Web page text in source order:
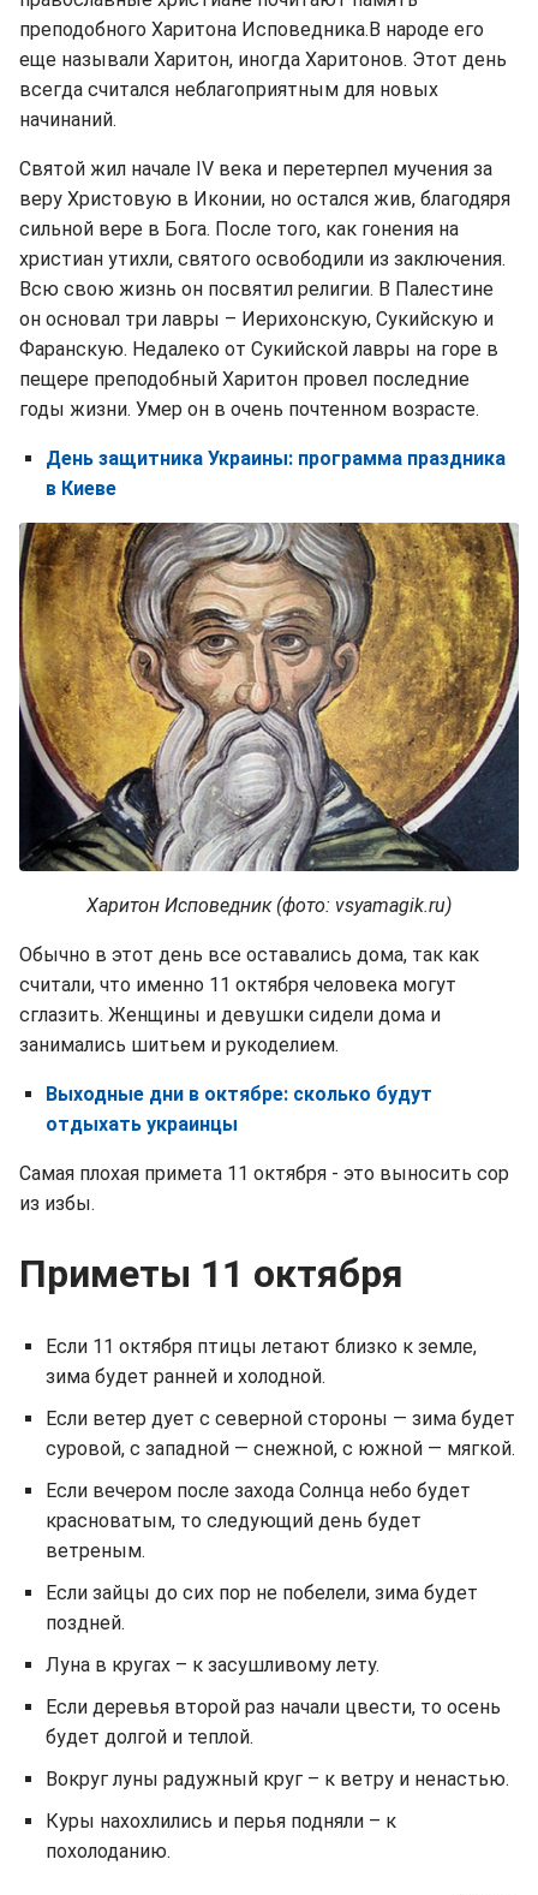
преподобного Харитона Исповедника.В народе его
еще называли Харитон, иногда Харитонов. Этот день
всегда считался неблагоприятным для новых
начинаний.
Святой жил начале IV века и перетерпел мучения за
веру Христовую в Иконии, но остался жив, благодяря
сильной вере в Бога. После того, как гонения на
христиан утихли, святого освободили из заключения.
Всю свою жизнь он посвятил религии. В Палестине
он основал три лавры – Иерихонскую, Сукийскую и
Фаранскую. Недалеко от Сукийской лавры на горе в
пещере преподобный Харитон провел последние
годы жизни. Умер он в очень почтенном возрасте.
День защитника Украины: программа праздника
в Киеве
Харитон Исповедник (фото: vsyamagik.ru)
Обычно в этот день все оставались дома, так как
считали, что именно 11 октября человека могут
сглазить. Женщины и девушки сидели дома и
занимались шитьем и рукоделием.
Выходные дни в октябре: сколько будут
отдыхать украинцы
Самая плохая примета 11 октября - это выносить сор
из избы.
Приметы 11 октября
Если 11 октября птицы летают близко к земле,
зима будет ранней и холодной.
Если ветер дует с северной стороны — зима будет
суровой, с западной — снежной, с южной — мягкой.
Если вечером после захода Солнца небо будет
красноватым, то следующий день будет
ветреным.
Если зайцы до сих пор не побелели, зима будет
поздней.
Луна в кругах – к засушливому лету.
Если деревья второй раз начали цвести, то осень
будет долгой и теплой.
Вокруг луны радужный круг – к ветру и ненастью.
Куры нахохлились и перья подняли – к
похолоданию.